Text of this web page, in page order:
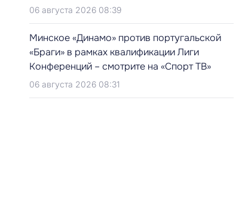
06 августа 2026 08:39
Минское «Динамо» против португальской
«Браги» в рамках квалификации Лиги
Конференций – смотрите на «Спорт ТВ»
06 августа 2026 08:31